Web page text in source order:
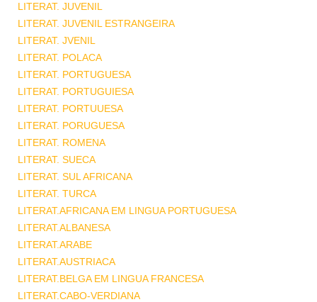
LITERAT. JUVENIL
LITERAT. JUVENIL ESTRANGEIRA
LITERAT. JVENIL
LITERAT. POLACA
LITERAT. PORTUGUESA
LITERAT. PORTUGUIESA
LITERAT. PORTUUESA
LITERAT. PORUGUESA
LITERAT. ROMENA
LITERAT. SUECA
LITERAT. SUL AFRICANA
LITERAT. TURCA
LITERAT.AFRICANA EM LINGUA PORTUGUESA
LITERAT.ALBANESA
LITERAT.ARABE
LITERAT.AUSTRIACA
LITERAT.BELGA EM LINGUA FRANCESA
LITERAT.CABO-VERDIANA